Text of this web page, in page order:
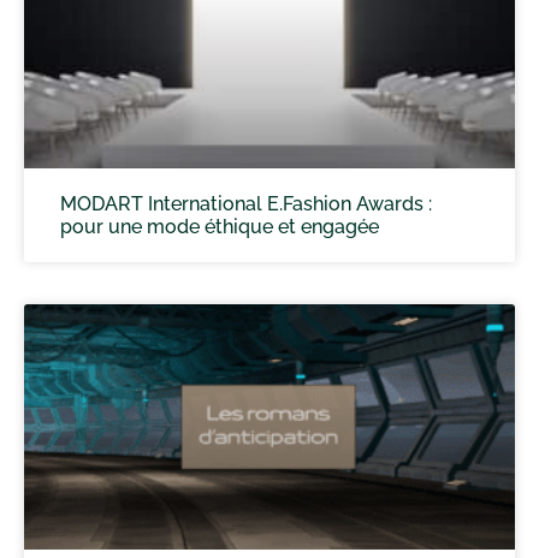
MODART International E.Fashion Awards :
pour une mode éthique et engagée